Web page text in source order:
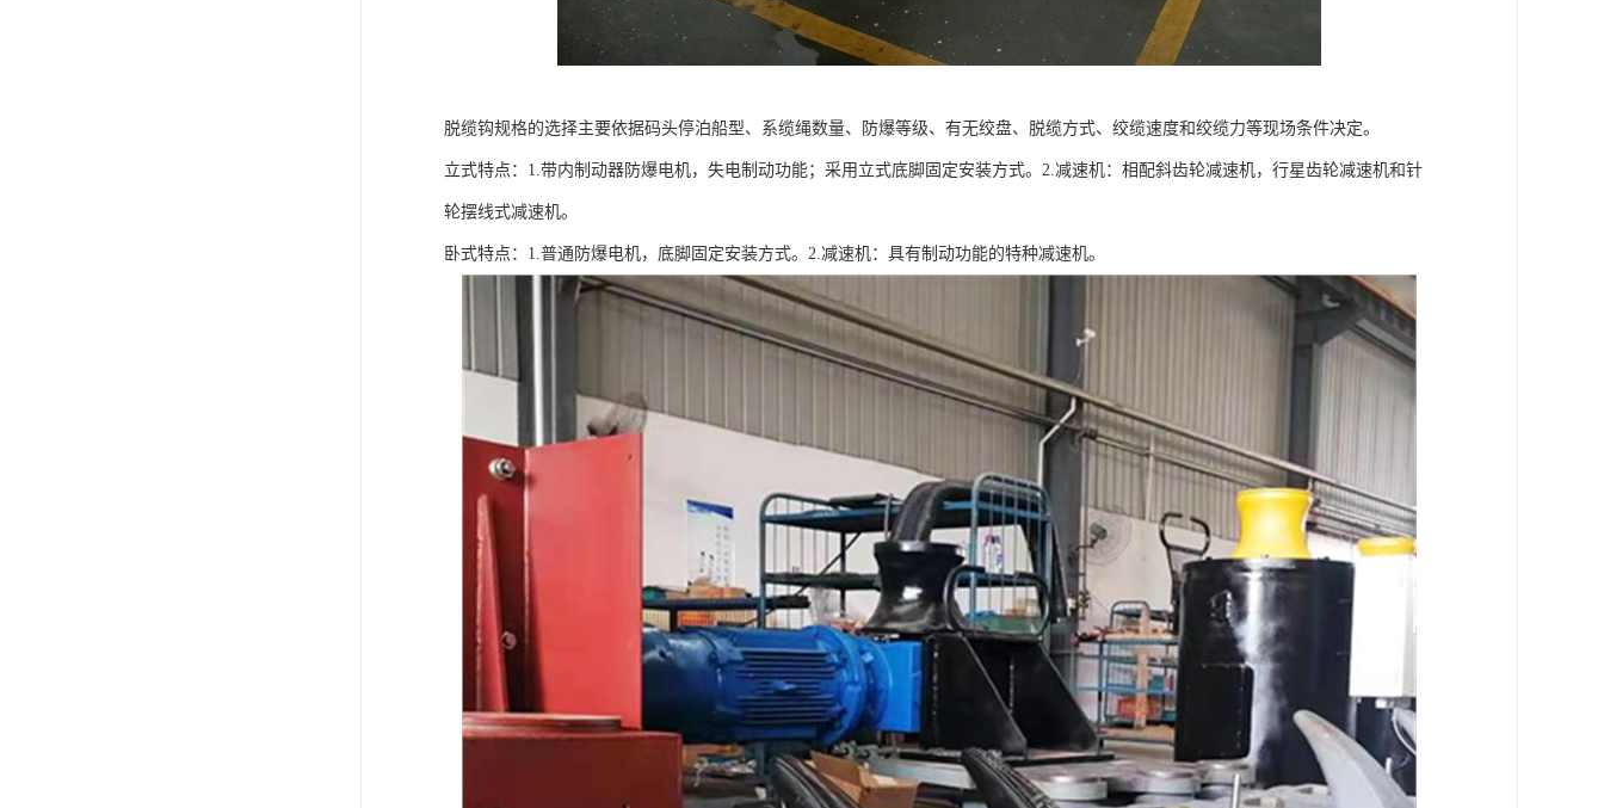
脱缆钩规格的选择主要依据码头停泊船型、系缆绳数量、防爆等级、有无绞盘、脱缆方式、绞缆速度和绞缆力等现场条件决定。
立式特点：1.带内制动器防爆电机，失电制动功能；采用立式底脚固定安装方式。2.减速机：相配斜齿轮减速机，行星齿轮减速机和针
轮摆线式减速机。
卧式特点：1.普通防爆电机，底脚固定安装方式。2.减速机：具有制动功能的特种减速机。